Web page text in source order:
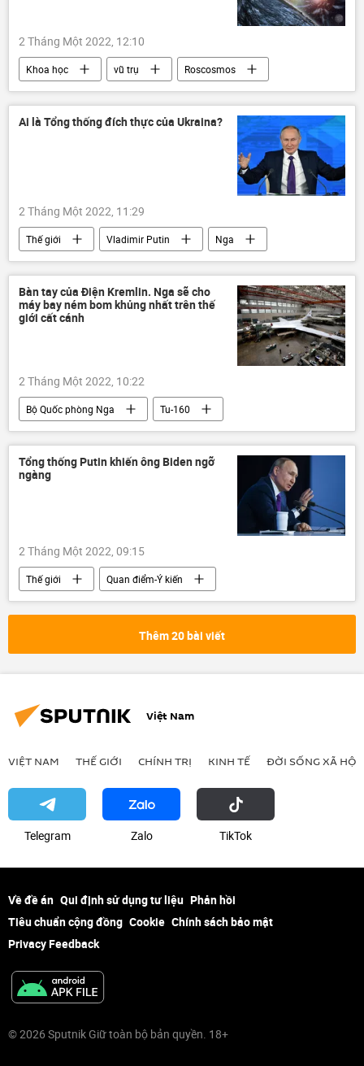
2 Tháng Một 2022, 12:10
Khoa học vũ trụ
Roscosmos
NASA
Tàu vũ trụ
Quan điểm-Ý kiến
Ai là Tổng thống đích thực của Ukraina?
2 Tháng Một 2022, 11:29
Thế giới Vladimir Putin
Nga
Ukraina
Bàn tay của Điện Kremlin. Nga sẽ cho
máy bay ném bom khủng nhất trên thế
giới cất cánh
2 Tháng Một 2022, 10:22
Bộ Quốc phòng Nga
Tu-160
lực lượng vũ trang Nga
Quân sự
UAV
vũ khí siêu thanh
Tổng thống Putin khiến ông Biden ngỡ
ngàng
2 Tháng Một 2022, 09:15
Thế giới
Quan điểm-Ý kiến
Vladimir Putin
Hoa Kỳ
Nga
UkrainaThêm 20 bài viết
Việt Nam
VIỆT NAM THẾ GIỚI CHÍNH TRỊ KINH TẾ ĐỜI SỐNG XÃ HỘI
Telegram Zalo ТikТоk
Về đề án Qui định sử dụng tư liệu Phản hồi
Tiêu chuẩn cộng đồng Cookie Chính sách bảo mật
Privacy Feedback
© 2026 Sputnik Giữ toàn bộ bản quyền. 18+